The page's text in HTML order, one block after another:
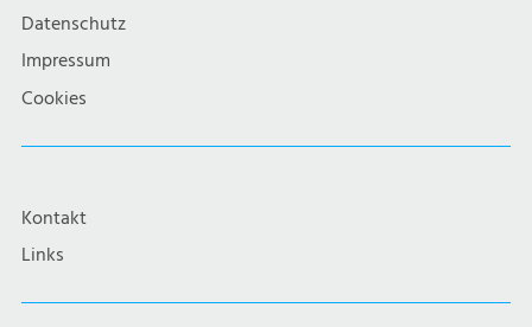
Datenschutz
Impressum
Cookies
Kontakt
Links